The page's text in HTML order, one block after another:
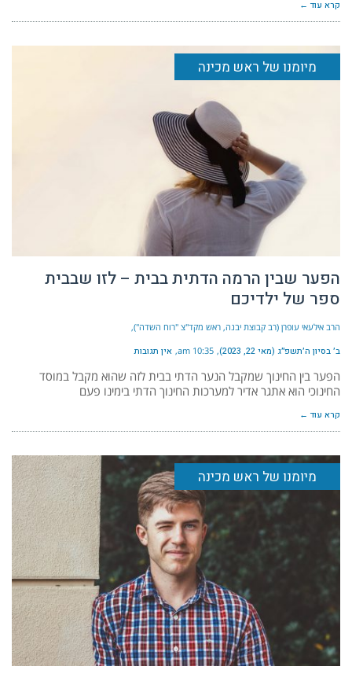
קרא עוד ←
מיומנו של ראש מכינה
הפער שבין הרמה הדתית בבית – לזו שבבית
ספר של ילדיכם
הרב אילעאי עופרן (רב קבוצת יבנה, ראש מקד"צ "רוח השדה")
ב׳ בסיון ה׳תשפ״ג (מאי 22, 2023) 10:35 am אין תגובות
הפער בין החינוך שמקבל הנער הדתי בבית לזה שהוא מקבל במוסד
החינוכי הוא אתגר אדיר למערכות החינוך הדתי בימינו פעם
קרא עוד ←
מיומנו של ראש מכינה